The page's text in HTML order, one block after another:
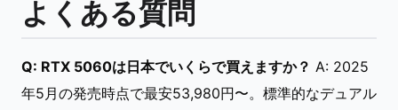
よくある質問
Q: RTX 5060は日本でいくらで買えますか？ A: 2025
年5月の発売時点で最安53,980円〜。標準的なデュアル